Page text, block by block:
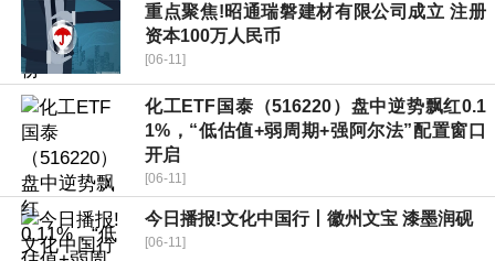
重点聚焦!昭通瑞磐建材有限公司成立 注册
资本100万人民币
[06-11]
化工ETF国泰（516220）盘中逆势飘红0.1
1%，“低估值+弱周期+强阿尔法”配置窗口
开启
[06-11]
今日播报!文化中国行丨徽州文宝 漆墨润砚
[06-11]